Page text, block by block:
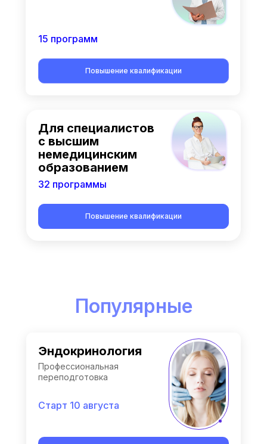
Повышение квалификации
Для специалистов
с высшим
немедицинским
образованием
Повышение квалификации
15 программ
32 программы
Популярные
курсы
Эндокринология
Старт 10 августа
Профессиональная
переподготовка